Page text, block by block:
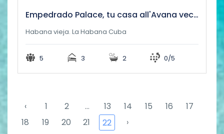
Empedrado Palace, tu casa all'Avana vecchia. Wifi
Habana vieja. La Habana Cuba
5 3 2 0/5
‹ 1 2 ... 13 14 15 16
17
18
19 20 21 22 ›